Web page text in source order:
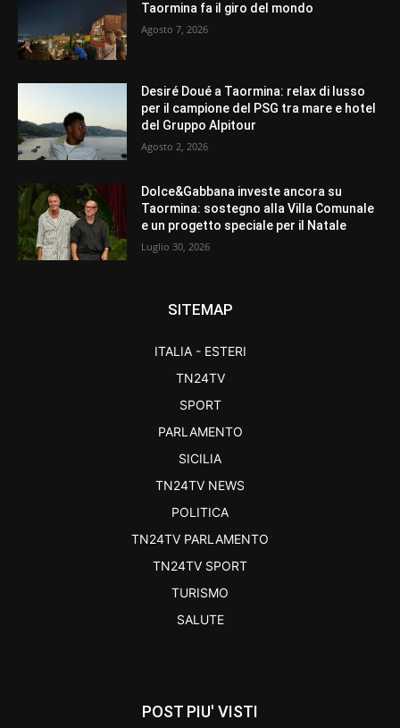
Taormina fa il giro del mondo
Agosto 7, 2026
Desiré Doué a Taormina: relax di lusso
per il campione del PSG tra mare e hotel
del Gruppo Alpitour
Agosto 2, 2026
Dolce&Gabbana investe ancora su
Taormina: sostegno alla Villa Comunale
e un progetto speciale per il Natale
Luglio 30, 2026
SITEMAP
ITALIA - ESTERI
TN24TV
SPORT
PARLAMENTO
SICILIA
TN24TV NEWS
POLITICA
TN24TV PARLAMENTO
TN24TV SPORT
TURISMO
SALUTE
POST PIU' VISTI